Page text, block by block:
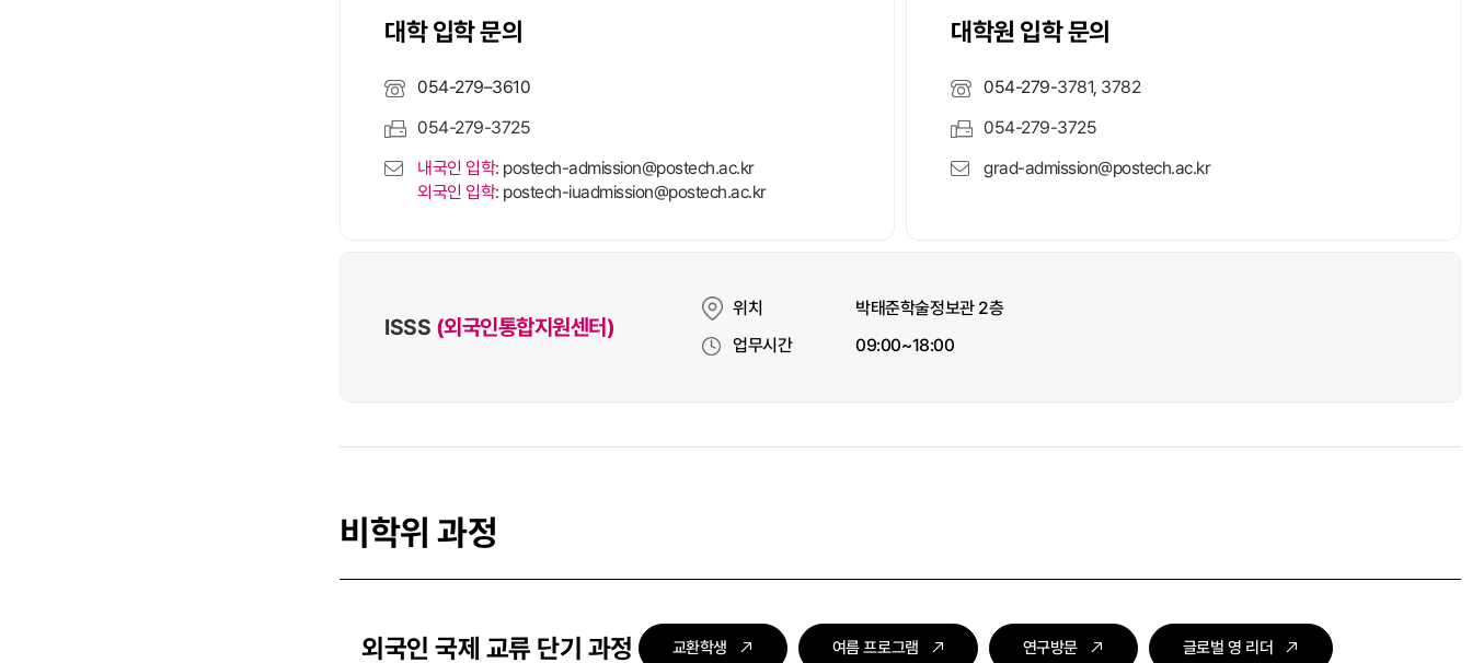
대학 입학 문의
054-279–3610
054-279-3725
내국인 입학: postech-admission@postech.ac.kr
외국인 입학: postech-iuadmission@postech.ac.kr
대학원 입학 문의
054-279-3781, 3782
054-279-3725
grad-admission@postech.ac.kr
ISSS (외국인통합지원센터)
위치
박태준학술정보관 2층
업무시간
09:00~18:00
비학위 과정
외국인 국제 교류 단기 과정 교환학생 여름 프로그램 연구방문 글로벌 영 리더